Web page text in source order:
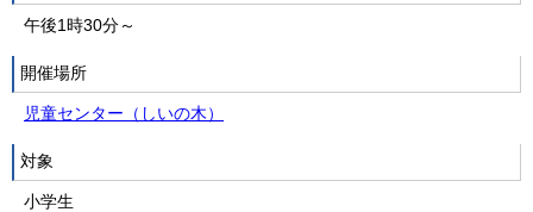
午後1時30分～
開催場所
児童センター（しいの木）
対象
小学生